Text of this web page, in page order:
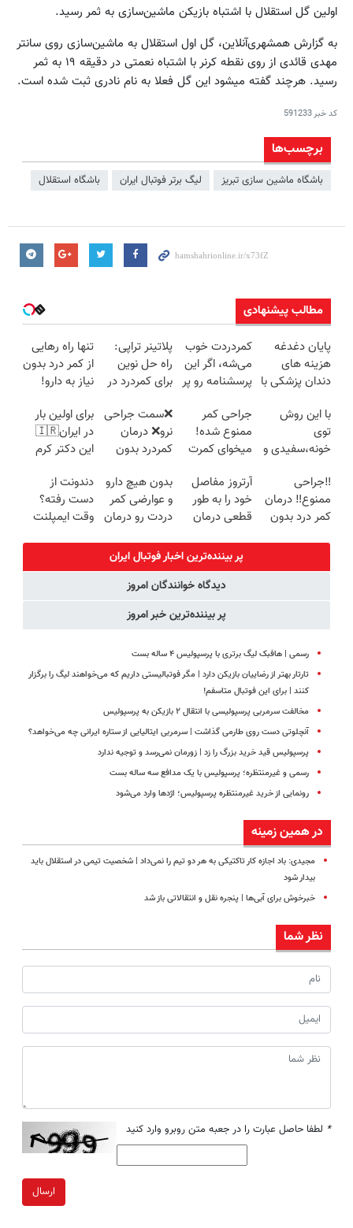
اولین گل استقلال با اشتباه بازیکن ماشین‌سازی به ثمر رسید.
به گزارش همشهری‌آنلاین، گل اول استقلال به ماشین‌سازی روی سانتر
مهدی قائدی از روی نقطه کرنر با اشتباه نعمتی در دقیقه ۱۹ به ثمر
رسید. هرچند گفته میشود این گل فعلا به نام نادری ثبت شده است.
کد خبر591233
برچسب‌ها
باشگاه ماشین سازی تبریز لیگ برتر فوتبال ایران باشگاه استقلال
مطالب پیشنهادی
پایان دغدغه
هزینه های
دندان پزشکی با
کننده خانگی
کمردردت خوب
می‌شه، اگر این
پرسشنامه رو پر
پلاتینر تراپی:
راه حل نوین
برای کمردرد در
تنها راه رهایی
از کمر درد بدون
نیاز به دارو!
با این روش
توی
خونه،سفیدی و
برگردون
(40%off)
جراحی کمر
ممنوع شده!
میخوای کمرت
درمان کنی؟
((پرسش‌نامه))
❌سمت جراحی
نرو❌ درمان
کمردرد بدون
برای اولین بار
در ایران🇮🇷
این دکتر کرم
روزه ساخت!
‼️جراحی
ممنوع‼️ درمان
کمر درد بدون
نقاهت
آرتروز مفاصل
خود را به طور
قطعی درمان
◗پرسش‌نامه◖
بدون هیچ دارو
و عوارضی کمر
دردت رو درمان
(پرسش‌نامه)
دندونت از
دست رفته؟
وقت ایمپلنت
پر بیننده‌ترین اخبار فوتبال ايران
دیدگاه خوانندگان امروز
پر بیننده‌ترین خبر امروز
رسمی | هافبک لیگ برتری با پرسپولیس ۴ ساله بست
تارتار بهتر از رضاییان بازیکن دارد | مگر فوتبالیستی داریم که می‌خواهند لیگ را برگزار
کنند | برای این فوتبال متاسفم!
مخالفت سرمربی پرسپولیسی با انتقال ۲ بازیکن به پرسپولیس
آنچلوتی دست روی طارمی گذاشت | سرمربی ایتالیایی از ستاره ایرانی چه می‌خواهد؟
پرسپولیس قید خرید بزرگ را زد | زورمان نمی‌رسد و توجیه ندارد
رسمی و غیرمنتظره؛ پرسپولیس با یک مدافع سه ساله بست
رونمایی از خرید غیرمنتظره پرسپولیس؛ اژدها وارد می‌شود
در همین زمینه
مجیدی: باد اجازه کار تاکتیکی به هر دو تیم را نمی‌داد | شخصیت تیمی در استقلال باید
بیدار شود
خبرخوش برای آبی‌ها | پنجره نقل و انتقالاتی باز شد
نظر شما
* لطفا حاصل عبارت را در جعبه متن روبرو وارد کنید
ارسال